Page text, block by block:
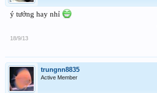
ý tưởng hay nhỉ
18/9/13
trungnn8835
Active Member